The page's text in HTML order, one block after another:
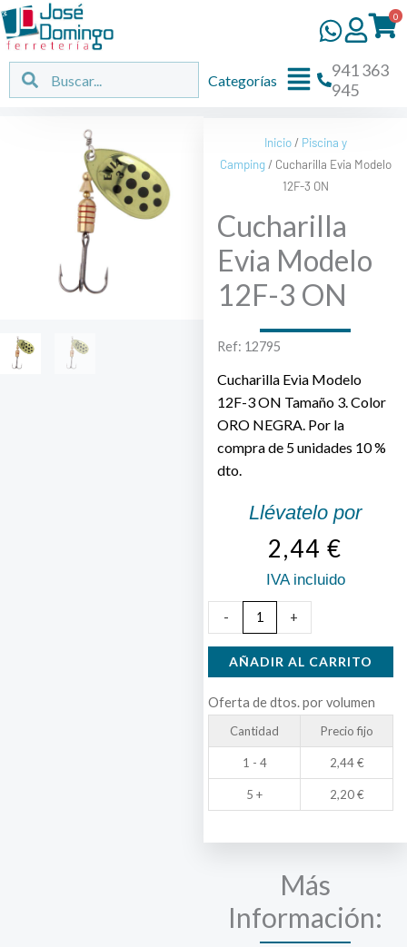
Ir
al
contenido
0
Buscar Buscar
Flyout
Categorías
941 363
945
Inicio/ Piscina y
Camping/ Cucharilla Evia Modelo
12F-3 ON
Cucharilla
Evia Modelo
12F-3 ON
Ref: 12795
Cucharilla Evia Modelo
12F-3 ON Tamaño 3. Color
ORO NEGRA. Por la
compra de 5 unidades 10 %
dto.
Llévatelo por
2,44 €
IVA incluido
-
Cucharilla
Evia
Modelo
3
cantidad
+
AÑADIR AL CARRITO
Oferta de dtos. por volumen
Cantidad Precio fijo
1 - 4 2,44€
5 + 2,20€
Más
Información: